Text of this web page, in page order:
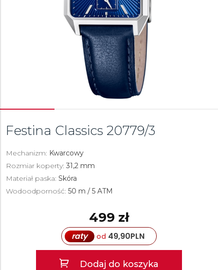
Festina Classics 20779/3
Mechanizm: Kwarcowy
Rozmiar koperty: 31,2 mm
Materiał paska: Skóra
Wodoodporność: 50 m / 5 ATM
499 zł
raty od 49,90PLN
Dodaj do koszyka